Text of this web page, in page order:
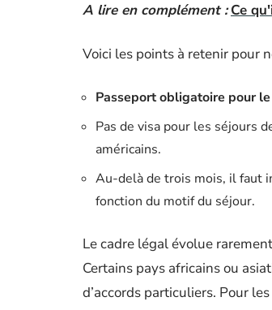
A lire en complément : Ce
Voici les points à retenir pour
Passeport obligatoire pour
Pas de visa pour les séjours
américains.
Au-delà de trois mois, il faut
fonction du motif du séjour.
Le cadre légal évolue
Certains pays africains ou
d’accords particuliers. Pour